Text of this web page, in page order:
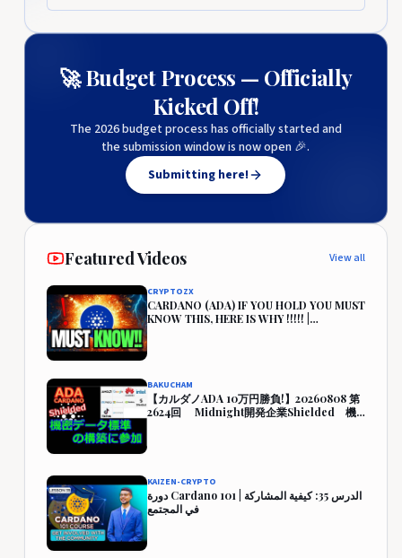
🚀 Budget Process — Officially
Kicked Off!
The 2026 budget process has officially started and
the submission window is now open 🎉.
Submitting here!
Featured Videos View all
CRYPTOZX
CARDANO (ADA) IF YOU HOLD YOU MUST
KNOW THIS, HERE IS WHY !!!!! |
CARDANO PRICE PREDICTION🔥
BAKUCHAM
【カルダノADA 10万円勝負!】20260808 第
2624回 Midnight開発企業Shielded 機
KAIZEN-CRYPTO
دورة Cardano 101 | الدرس 35: كيفية المشاركة
في المجتمع